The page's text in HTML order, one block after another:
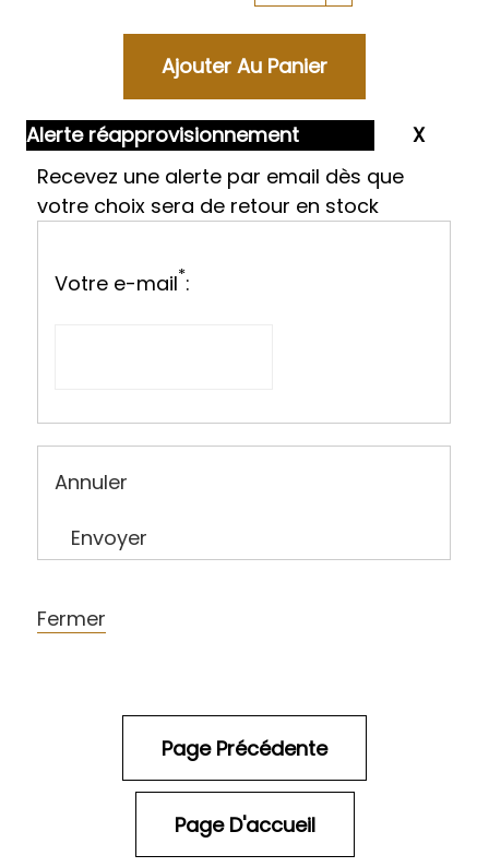
Alerte réapprovisionnement
Recevez une alerte par email dès que
votre choix sera de retour en stock
Votre e-mail*:
Annuler
Envoyer
Fermer